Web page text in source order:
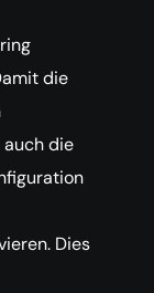
die
die
Dies